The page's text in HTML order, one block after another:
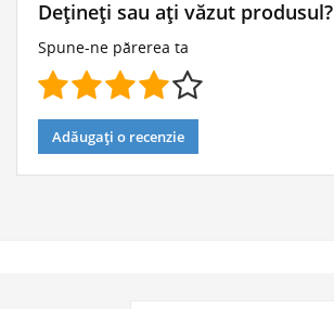
Dețineți sau ați văzut produsul?
Spune-ne părerea ta
Adăugați o recenzie